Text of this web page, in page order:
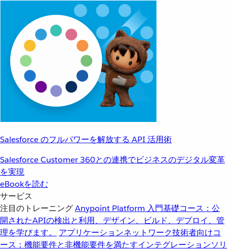
Salesforce のフルパワーを解放する API 活用術
Salesforce Customer 360との連携でビジネスのデジタル変革
を実現
eBookを読む
サービス
注目のトレーニングAnypoint Platform 入門基礎コース：公
開されたAPIの検出と利用、デザイン、ビルド、デプロイ、管
理を学びます。
アプリケーションネットワーク技術者向けコ
ース：機能要件と非機能要件を満たすインテグレーションソリ